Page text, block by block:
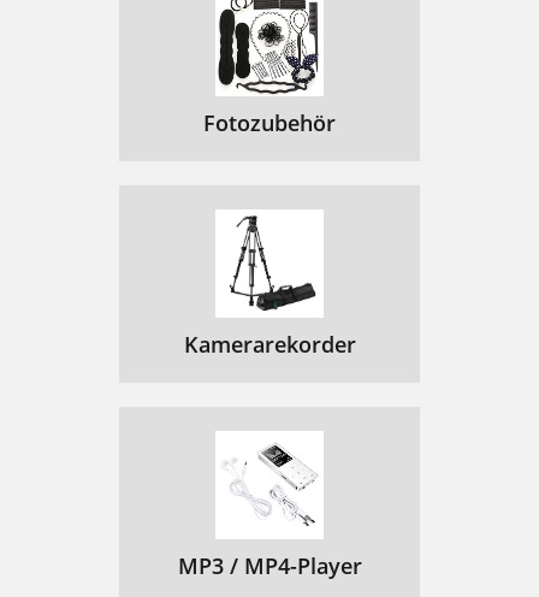
Fotozubehör
Kamerarekorder
MP3 / MP4-Player